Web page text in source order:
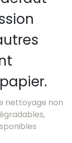
nettoyage non